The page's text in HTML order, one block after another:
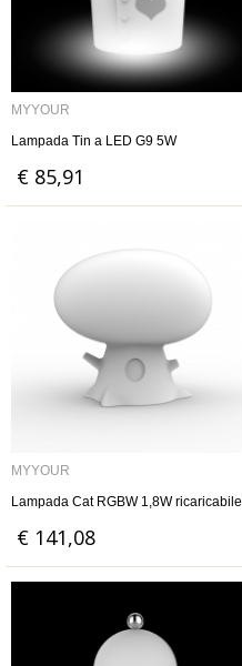
MYYOUR
Lampada Tin a LED G9 5W
€ 85,91
MYYOUR
Lampada Cat RGBW 1,8W ricaricabile
€ 141,08